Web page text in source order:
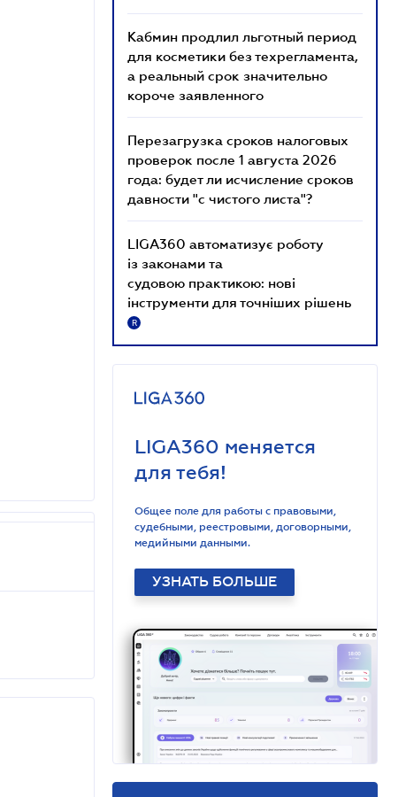
Кабмин продлил льготный период
для косметики без техрегламента,
а реальный срок значительно
короче заявленного
Перезагрузка сроков налоговых
проверок после 1 августа 2026
года: будет ли исчисление сроков
давности "с чистого листа"?
LIGA360 автоматизує роботу
із законами та
судовою практикою: нові
інструменти для точніших рішень
R
LIGA360 меняется
для тебя!
Общее поле для работы с правовыми,
судебными, реестровыми, договорными,
медийными данными.
УЗНАТЬ БОЛЬШЕ